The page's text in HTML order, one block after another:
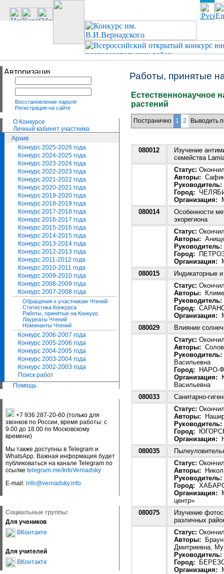
Восстановление пароля
Регистрация на сайте
О Конкурсе
Личный кабинет участника
Архив
Конкурс 2025-2026 года
Конкурс 2024-2025 года
Конкурс 2023-2024 года
Конкурс 2022-2023 года
Конкурс 2021-2022 года
Конкурс 2020-2021 года
Конкурс 2019-2020 года
Конкурс 2018-2019 года
Конкурс 2017-2018 года
Конкурс 2016-2017 года
Конкурс 2015-2016 года
Конкурс 2014-2015 года
Конкурс 2013-2014 года
Конкурс 2012-2013 года
Конкурс 2011-2012 года
Конкурс 2010-2011 года
Конкурс 2009-2010 года
Конкурс 2008-2009 года
Конкурс 2007-2008 года
Обращения к участникам Чтений
Статистика Конкурса
Работы, принятые на Конкурс
Лауреаты Чтений
Номинанты Чтений
Конкурс 2006-2007 года
Конкурс 2005-2006 года
Конкурс 2004-2005 года
Конкурс 2003-2004 года
Конкурс 2002-2003 года
Поиск работ
Помощь
+7 936 287-20-60 (только для
звонков по России, время работы: с
9.00 до 18.00 по Московскому
времени)
Мы также доступны в Telegram и
WhatsApp. Важная информация будет
публиковаться на канале Telegram по
ссылке telegram.me/InfoVernadsky
E-mail: info@vernadsky.info
Социальные группы:
Для учеников
ВКонтакте
Для учителей
ВКонтакте
Работы, принятые
Естественнонаучное
растений
Постранично 1 2 Выводить
080012
Изучение
семейства
Статус:
Авторы:
Руководитель:
Город:
Организация:
080014
Особенности
экорегиона
Статус:
Авторы:
Руководитель:
Город:
Организация:
080015
Индикаторные
Статус:
Авторы:
Руководитель:
Город:
Организация:
080029
Влияние
Статус:
Авторы:
Руководитель:
Васильевна
Город: НАРО-
Организация:
Васильевна
080033
Санитарно-
Статус:
Авторы:
Руководитель:
Город:
Организация:
080035
Статус:
Авторы:
Руководитель:
Город:
Организация:
центр»
080075
Изучение
различных
Статус:
Авторы:
Дмитриевна,
Руководитель:
Город:
Организация: